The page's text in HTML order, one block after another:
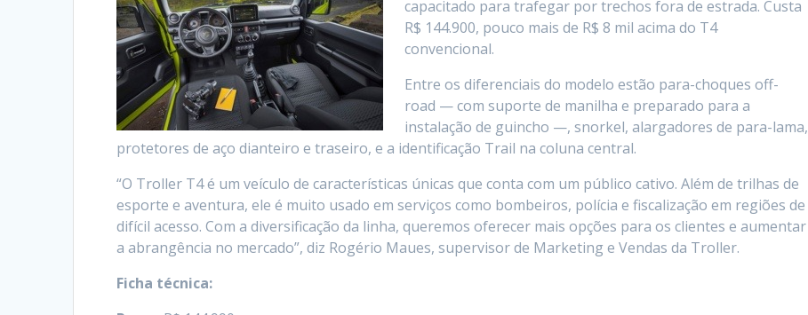
capacitado para trafegar por trechos fora de estrada. Custa
R$ 144.900, pouco mais de R$ 8 mil acima do T4
convencional.
Entre os diferenciais do modelo estão para-choques off-
road — com suporte de manilha e preparado para a
instalação de guincho —, snorkel, alargadores de para-lama,
protetores de aço dianteiro e traseiro, e a identificação Trail na coluna central.
“O Troller T4 é um veículo de características únicas que conta com um público cativo. Além de trilhas de
esporte e aventura, ele é muito usado em serviços como bombeiros, polícia e fiscalização em regiões de
difícil acesso. Com a diversificação da linha, queremos oferecer mais opções para os clientes e aumentar
a abrangência no mercado”, diz Rogério Maues, supervisor de Marketing e Vendas da Troller.
Ficha técnica: